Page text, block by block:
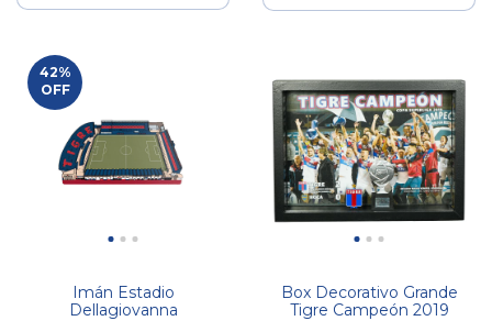
42%
OFF
Imán Estadio
Dellagiovanna
Box Decorativo Grande
Tigre Campeón 2019